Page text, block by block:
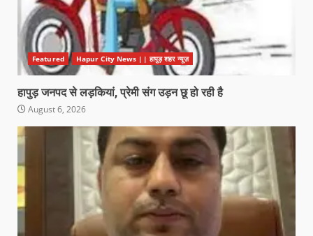
Featured Hapur City News || हापुड़ शहर न्यूज़
हापुड़ जनपद से लड़कियां, प्रेमी संग उड़न छू हो रही है
August 6, 2026